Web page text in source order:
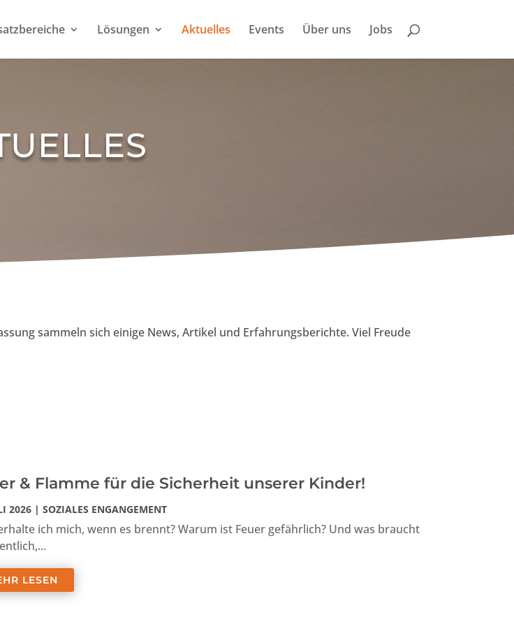
Lösungen Aktuelles Events Über uns Jobs
sammeln sich einige News, Artikel und Erfahrungsberichte. Viel Freude
& Flamme für die Sicherheit unserer Kinder!
2026 |SOZIALES ENGANGEMENT
ich mich, wenn es brennt? Warum ist Feuer gefährlich? Und was braucht
LESEN